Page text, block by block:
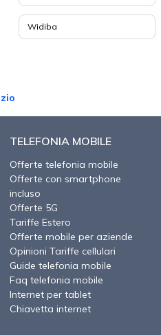
Widiba
TELEFONIA MOBILE
Offerte telefonia mobile
Offerte con smartphone
incluso
Offerte 5G
Tariffe Estero
Offerte mobile per aziende
Opinioni Tariffe cellulari
Guide telefonia mobile
Faq telefonia mobile
Internet per tablet
Chiavetta internet